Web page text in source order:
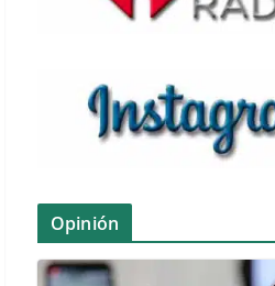
Opinión